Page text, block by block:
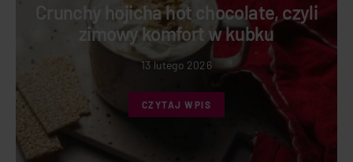
Crunchy hojicha hot chocolate, czyli
zimowy komfort w kubku
13 lutego 2026
CZYTAJ WPIS